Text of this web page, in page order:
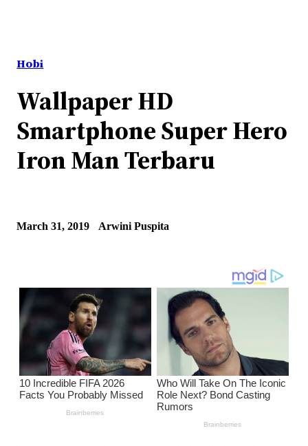
Hobi
Wallpaper HD
Smartphone Super Hero
Iron Man Terbaru
March 31, 2019 Arwini Puspita